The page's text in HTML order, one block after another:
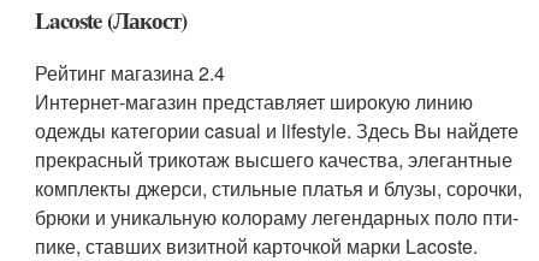
Lacoste (Лакост)
Рейтинг магазина 2.4
Интернет-магазин представляет широкую линию
одежды категории casual и lifestyle. Здесь Вы найдете
прекрасный трикотаж высшего качества, элегантные
комплекты джерси, стильные платья и блузы, сорочки,
брюки и уникальную колораму легендарных поло пти-
пике, ставших визитной карточкой марки Lacoste.